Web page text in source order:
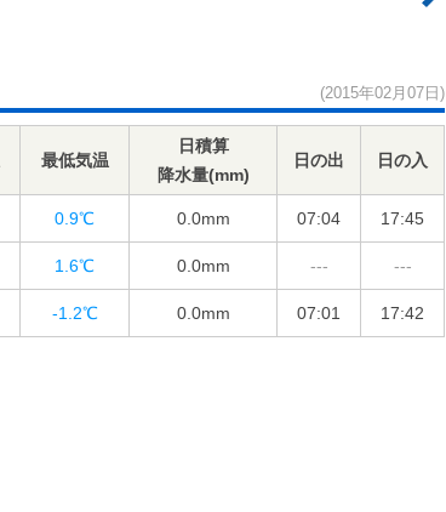
(2015年02月07日)
最低気温
日積算
降水量(mm)
日の出 日の入
0.9℃ 0.0mm 07:04 17:45
1.6℃ 0.0mm --- ---
-1.2℃ 0.0mm 07:01 17:42